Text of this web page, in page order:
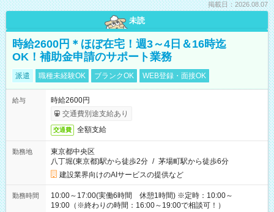
掲載日：2026.08.07
未読
時給2600円＊ほぼ在宅！週3～4日＆16時迄
OK！補助金申請のサポート業務
派遣 職種未経験OK ブランクOK WEB登録・面接OK
給与
時給2600円
交通費別途支給あり
交通費 全額支給
勤務地
東京都中央区
八丁堀(東京都)駅から徒歩2分 / 茅場町駅から徒歩6分
建設業界向けのAIサービスの提供など
勤務時間
10:00～17:00(実働6時間 休憩1時間) ※定時：10:00～
19:00（※終わりの時間：16:00～19:00で相談可！）